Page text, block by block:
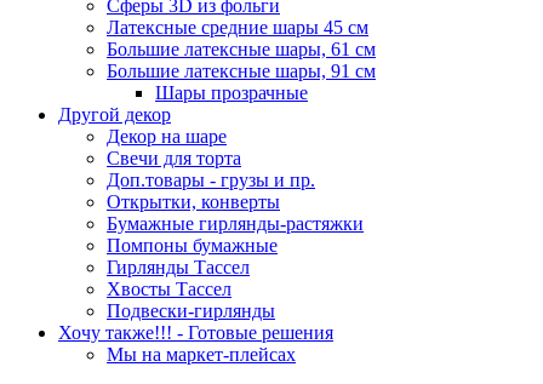
Сферы 3D из фольги
Латексные средние шары 45 см
Большие латексные шары, 61 см
Большие латексные шары, 91 см
Шары прозрачные
Другой декор
Декор на шаре
Свечи для торта
Доп.товары - грузы и пр.
Открытки, конверты
Бумажные гирлянды-растяжки
Помпоны бумажные
Гирлянды Тассел
Хвосты Тассел
Подвески-гирлянды
Хочу также!!! - Готовые решения
Мы на маркет-плейсах